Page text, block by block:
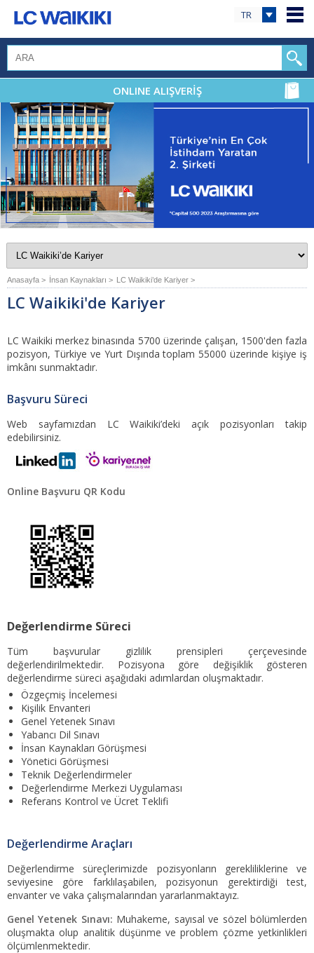
TR
ONLINE ALIŞVERİŞ
Anasayfa > İnsan Kaynakları > LC Waikiki’de Kariyer >
LC Waikiki'de Kariyer
LC Waikiki merkez binasında 5700 üzerinde çalışan, 1500'den fazla
pozisyon, Türkiye ve Yurt Dışında toplam 55000 üzerinde kişiye iş
imkânı sunmaktadır.
Başvuru Süreci
Web sayfamızdan LC Waikiki’deki açık pozisyonları takip
edebilirsiniz.
Online Başvuru QR Kodu
Değerlendirme Süreci
Tüm başvurular gizlilik prensipleri çerçevesinde
değerlendirilmektedir. Pozisyona göre değişiklik gösteren
değerlendirme süreci aşağıdaki adımlardan oluşmaktadır.
Özgeçmiş İncelemesi
Kişilik Envanteri
Genel Yetenek Sınavı
Yabancı Dil Sınavı
İnsan Kaynakları Görüşmesi
Yönetici Görüşmesi
Teknik Değerlendirmeler
Değerlendirme Merkezi Uygulaması
Referans Kontrol ve Ücret Teklifi
Değerlendirme Araçları
Değerlendirme süreçlerimizde pozisyonların gerekliliklerine ve
seviyesine göre farklılaşabilen, pozisyonun gerektirdiği test,
envanter ve vaka çalışmalarından yararlanmaktayız.
Genel Yetenek Sınavı: Muhakeme, sayısal ve sözel bölümlerden
oluşmakta olup analitik düşünme ve problem çözme yetkinlikleri
ölçümlenmektedir.